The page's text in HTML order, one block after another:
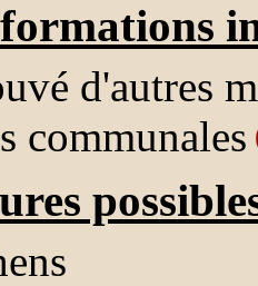
d'autres
communales